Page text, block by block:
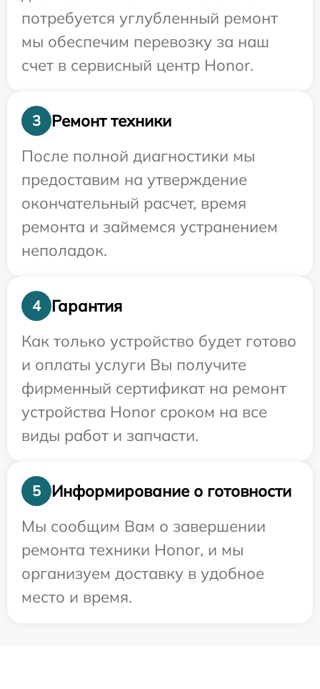
потребуется углубленный ремонт
мы обеспечим перевозку за наш
счет в сервисный центр Honor.
3
Ремонт техники
После полной диагностики мы
предоставим на утверждение
окончательный расчет, время
ремонта и займемся устранением
неполадок.
4
Гарантия
Как только устройство будет готово
и оплаты услуги Вы получите
фирменный сертификат на ремонт
устройства Honor сроком на все
виды работ и запчасти.
5
Информирование о готовности
Мы сообщим Вам о завершении
ремонта техники Honor, и мы
организуем доставку в удобное
место и время.